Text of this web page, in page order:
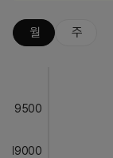
월 주
9500
19000